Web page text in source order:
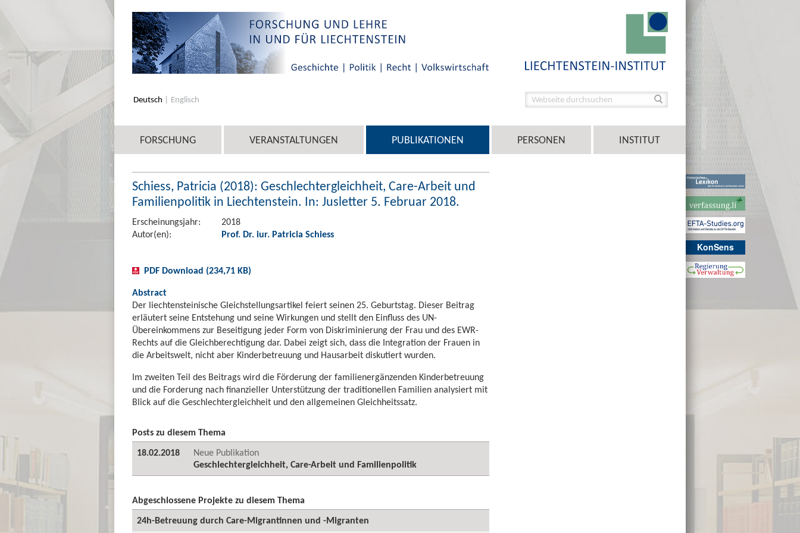
KonSens
Deutsch Englisch
FORSCHUNG VERANSTALTUNGEN PUBLIKATIONEN PERSONEN INSTITUT
Schiess, Patricia (2018): Geschlechtergleichheit, Care-Arbeit und
Familienpolitik in Liechtenstein. In: Jusletter 5. Februar 2018.
Erscheinungsjahr:
2018
Autor(en):
Prof. Dr. iur. Patricia Schiess
PDF Download (234,71 KB)
Abstract
Der liechtensteinische Gleichstellungsartikel feiert seinen 25. Geburtstag. Dieser Beitrag
erläutert seine Entstehung und seine Wirkungen und stellt den Einfluss des UN-
Übereinkommens zur Beseitigung jeder Form von Diskriminierung der Frau und des EWR-
Rechts auf die Gleichberechtigung dar. Dabei zeigt sich, dass die Integration der Frauen in
die Arbeitswelt, nicht aber Kinderbetreuung und Hausarbeit diskutiert wurden.
Im zweiten Teil des Beitrags wird die Förderung der familienergänzenden Kinderbetreuung
und die Forderung nach finanzieller Unterstützung der traditionellen Familien analysiert mit
Blick auf die Geschlechtergleichheit und den allgemeinen Gleichheitssatz.
Posts zu diesem Thema
18.02.2018
Neue Publikation
Geschlechtergleichheit, Care-Arbeit und Familienpolitik
Abgeschlossene Projekte zu diesem Thema
24h-Betreuung durch Care-Migrantinnen und -Migranten